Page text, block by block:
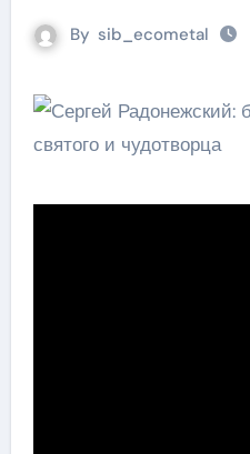
By sib_ecometal